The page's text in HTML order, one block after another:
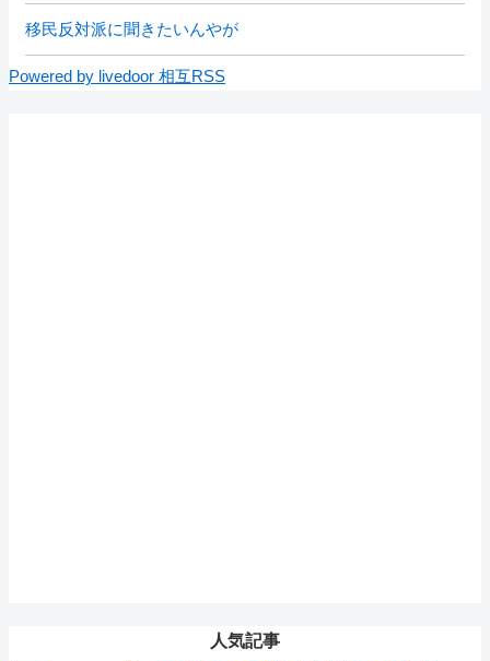
移民反対派に聞きたいんやが
Powered by livedoor 相互RSS
人気記事